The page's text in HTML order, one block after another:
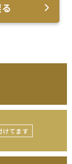
けてます